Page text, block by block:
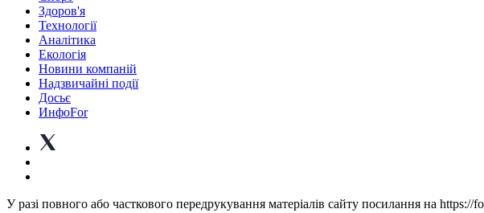
Здоров'я
Технології
Аналітика
Екологія
Новини компаній
Надзвичайні події
Досьє
ИнфоFor
У разі повного або часткового передрукування матеріалів сайту посилання на https://